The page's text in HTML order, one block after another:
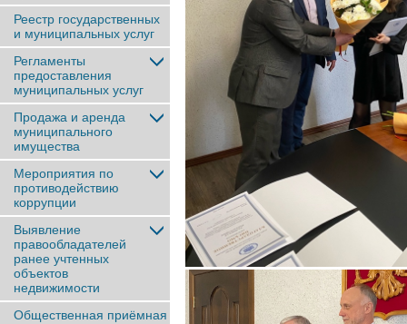
Реестр государственных
и муниципальных услуг
Регламенты
предоставления
муниципальных услуг
Продажа и аренда
муниципального
имущества
Мероприятия по
противодействию
коррупции
Выявление
правообладателей
ранее учтенныx
объектов
недвижимости
Общественная приёмная